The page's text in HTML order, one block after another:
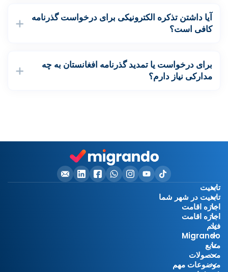
آیا داشتن تذکره الکترونیکی برای درخواست گذرنامه
کافی است؟
برای درخواست یا تمدید گذرنامه افغانستان به چه
مدارکی نیاز دارم؟
تابعیت
تابعیت در شهر شما
اجازه اقامت
اجازه اقامت
فیلم
Migrando
منابع
محصولات
موضوعات مهم